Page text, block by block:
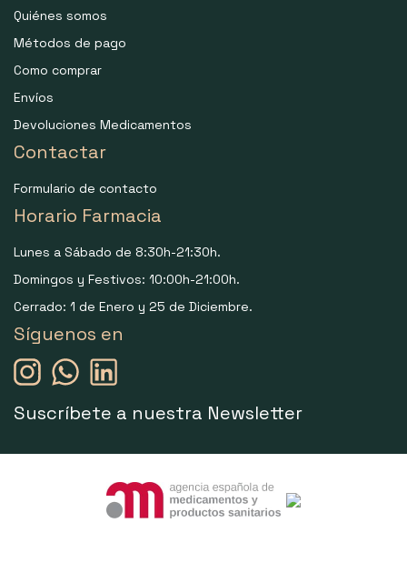
Quiénes somos
Métodos de pago
Como comprar
Envíos
Devoluciones Medicamentos
Contactar
Formulario de contacto
Horario Farmacia
Lunes a Sábado de 8:30h-21:30h.
Domingos y Festivos: 10:00h-21:00h.
Cerrado: 1 de Enero y 25 de Diciembre.
Síguenos en
Suscríbete a nuestra Newsletter